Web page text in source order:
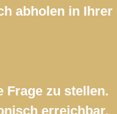
abholen in Ihrer
Frage zu stellen.
erreichbar.